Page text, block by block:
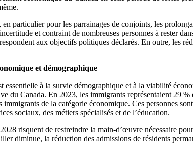
particulier pour les parrainages de conjoints, les
et contraint de nombreuses personnes à rester
aux objectifs politiques déclarés. En outre, les
et démographique
à la survie démographique et à la viabilité
du Canada. En 2023, les immigrants représentaient 29
de la catégorie économique. Ces personnes
sociaux, des métiers spécialisés et de l’éducation.
risquent de restreindre la main-d’œuvre nécessaire
diminue, la réduction des admissions de résidents